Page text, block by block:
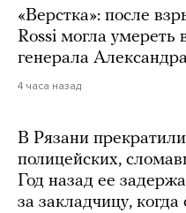
«Верстка»: после
Rossi могла умереть
генерала
4 часа назад
В Рязани
полицейских,
Год назад ее
за закладчицу,